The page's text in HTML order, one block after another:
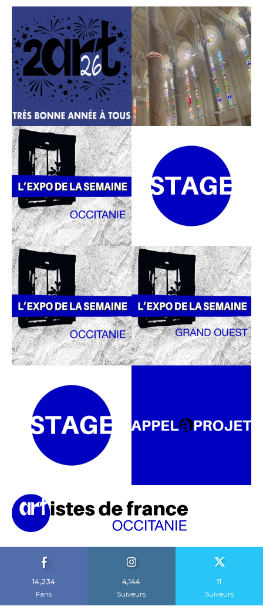
14,234
Fans
4,144
Suiveurs
11
Suiveurs